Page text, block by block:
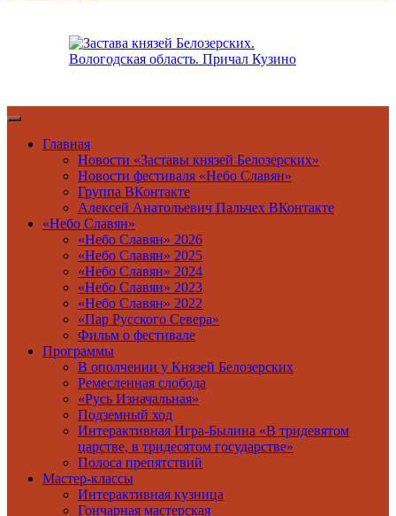
Главная
Новости «Заставы князей Белозерских»
Новости фестиваля «Небо Славян»
Группа ВКонтакте
Алексей Анатольевич Пальчех ВКонтакте
«Небо Славян»
«Небо Славян» 2026
«Небо Славян» 2025
«Небо Славян» 2024
«Небо Славян» 2023
«Небо Славян» 2022
«Пар Русского Севера»
Фильм о фестивале
Программы
В ополчении у Князей Белозерских
Ремесленная слобода
«Русь Изначальная»
Подземный ход
Интерактивная Игра-Былина «В тридевятом
царстве, в тридесятом государстве»
Полоса препятствий
Мастер-классы
Интерактивная кузница
Гончарная мастерская